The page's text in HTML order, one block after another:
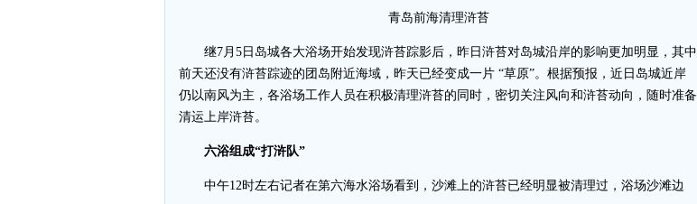
青岛前海清理浒苔
继7月5日岛城各大浴场开始发现浒苔踪影后，昨日浒苔对岛城沿岸的影响更加明显，其中
前天还没有浒苔踪迹的团岛附近海域，昨天已经变成一片 “草原”。根据预报，近日岛城近岸
仍以南风为主，各浴场工作人员在积极清理浒苔的同时，密切关注风向和浒苔动向，随时准备
清运上岸浒苔。
六浴组成“打浒队”
中午12时左右记者在第六海水浴场看到，沙滩上的浒苔已经明显被清理过，浴场沙滩边